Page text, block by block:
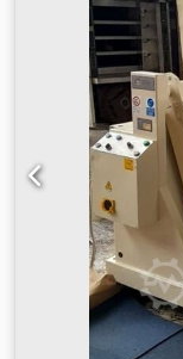
управление -
220V - Мощност:
оборудване:
сроковете за
(моля, поискaйте